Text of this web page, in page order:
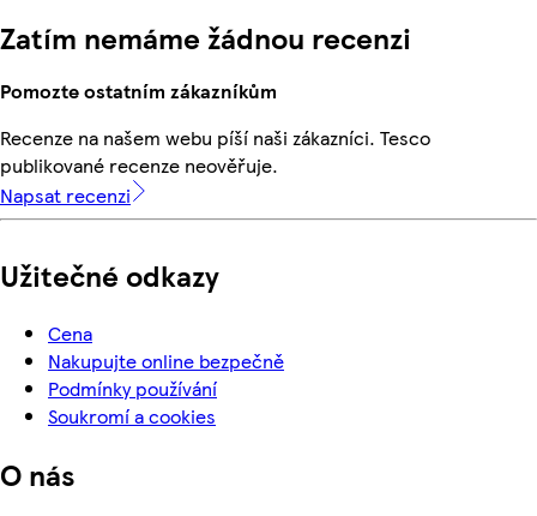
Zatím nemáme žádnou recenzi
Pomozte ostatním zákazníkům
Recenze na našem webu píší naši zákazníci. Tesco
publikované recenze neověřuje.
Napsat recenzi
Užitečné odkazy
Cena
Nakupujte online bezpečně
Podmínky používání
Soukromí a cookies
O nás